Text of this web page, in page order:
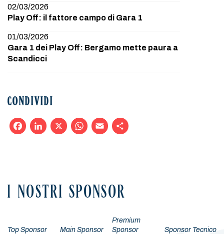
02/03/2026
Play Off: il fattore campo di Gara 1
01/03/2026
Gara 1 dei Play Off: Bergamo mette paura a
Scandicci
CONDIVIDI
I NOSTRI SPONSOR
Top Sponsor Main Sponsor
Premium
Sponsor
Sponsor Tecnico